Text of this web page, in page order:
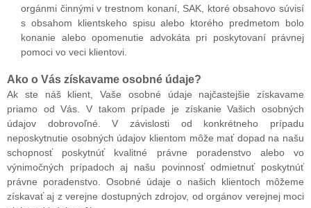
orgánmi činnými v trestnom konaní, SAK, ktoré obsahovo súvisí
s obsahom klientskeho spisu alebo ktorého predmetom bolo
konanie alebo opomenutie advokáta pri poskytovaní právnej
pomoci vo veci klientovi.
Ako o Vás získavame osobné údaje?
Ak ste náš klient, Vaše osobné údaje najčastejšie získavame
priamo od Vás. V takom prípade je získanie Vašich osobných
údajov dobrovoľné. V závislosti od konkrétneho prípadu
neposkytnutie osobných údajov klientom môže mať dopad na našu
schopnosť poskytnúť kvalitné právne poradenstvo alebo vo
výnimočných prípadoch aj našu povinnosť odmietnuť poskytnúť
právne poradenstvo. Osobné údaje o našich klientoch môžeme
získavať aj z verejne dostupných zdrojov, od orgánov verejnej moci